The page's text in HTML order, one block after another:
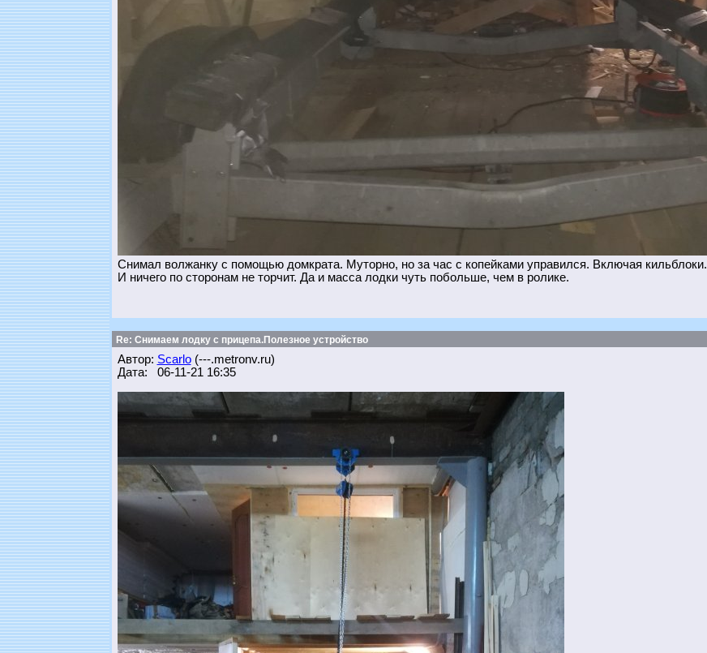
Снимал волжанку с помощью домкрата. Муторно, но за час с копейками управился. Включая кильблоки.
И ничего по сторонам не торчит. Да и масса лодки чуть побольше, чем в ролике.
Re: Снимаем лодку с прицепа.Полезное устройство
Автор: Scarlo(---.metronv.ru)
Дата: 06-11-21 16:35